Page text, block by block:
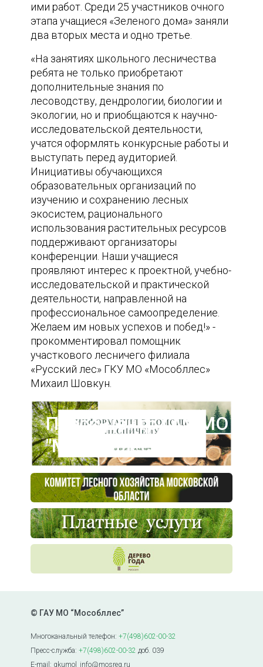
ими работ. Среди 25 участников очного
этапа учащиеся «Зеленого дома» заняли
два вторых места и одно третье.
«На занятиях школьного лесничества
ребята не только приобретают
дополнительные знания по
лесоводству, дендрологии, биологии и
экологии, но и приобщаются к научно-
исследовательской деятельности,
учатся оформлять конкурсные работы и
выступать перед аудиторией.
Инициативы обучающихся
образовательных организаций по
изучению и сохранению лесных
экосистем, рационального
использования растительных ресурсов
поддерживают организаторы
конференции. Наши учащиеся
проявляют интерес к проектной, учебно-
исследовательской и практической
деятельности, направленной на
профессиональное самоопределение.
Желаем им новых успехов и побед!» -
прокомментировал помощник
участкового лесничего филиала
«Русский лес» ГКУ МО «Мособллес»
Михаил Шовкун.
Пресс-центр ГАУ МО
"Мособллес"
© ГАУ МО “Мособллес”
Многоканальный телефон:+7(498)602-00-32
Пресс-служба:+7(498)602-00-32 доб. 039
E-mail: gkumol_info@mosreg.ru